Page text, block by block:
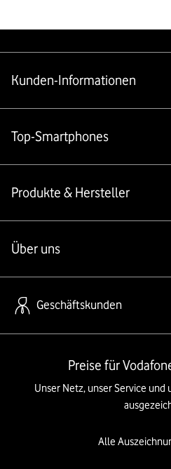
Kunden-Informationen
Top-Smartphones
Produkte & Hersteller
Über uns
Geschäftskunden
Preise für
Unser Netz, unser Service und
Alle